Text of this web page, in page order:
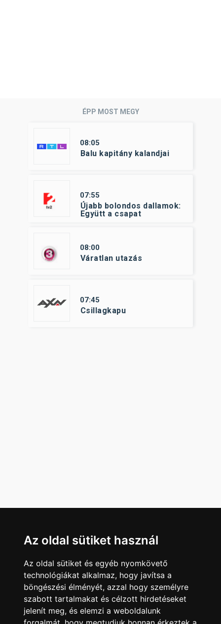
ÉPP MOST MEGY
08:05
Balu kapitány kalandjai
07:55
Újabb bolondos dallamok:
Együtt a csapat
08:00
Váratlan utazás
07:45
Csillagkapu
Az oldal sütiket használ
Az oldal sütiket és egyéb nyomkövető
technológiákat alkalmaz, hogy javítsa a
böngészési élményét, azzal hogy személyre
szabott tartalmakat és célzott hirdetéseket
jelenít meg, és elemzi a weboldalunk